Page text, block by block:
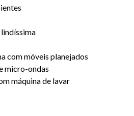
com móveis planejados
micro-ondas
máquina de lavar